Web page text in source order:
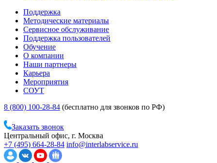
Поддержка
Методические материалы
Сервисное обслуживание
Поддержка пользователей
Обучение
О компании
Наши партнеры
Карьера
Мероприятия
СОУТ
8 (800) 100-28-84 (бесплатно для звонков по РФ)
Заказать звонок
Центральный офис, г. Москва
+7 (495) 664-28-84 info@interlabservice.ru